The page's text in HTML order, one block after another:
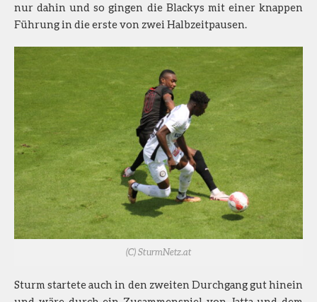
nur dahin und so gingen die Blackys mit einer knappen
Führung in die erste von zwei Halbzeitpausen.
(C) SturmNetz.at
Sturm startete auch in den zweiten Durchgang gut hinein